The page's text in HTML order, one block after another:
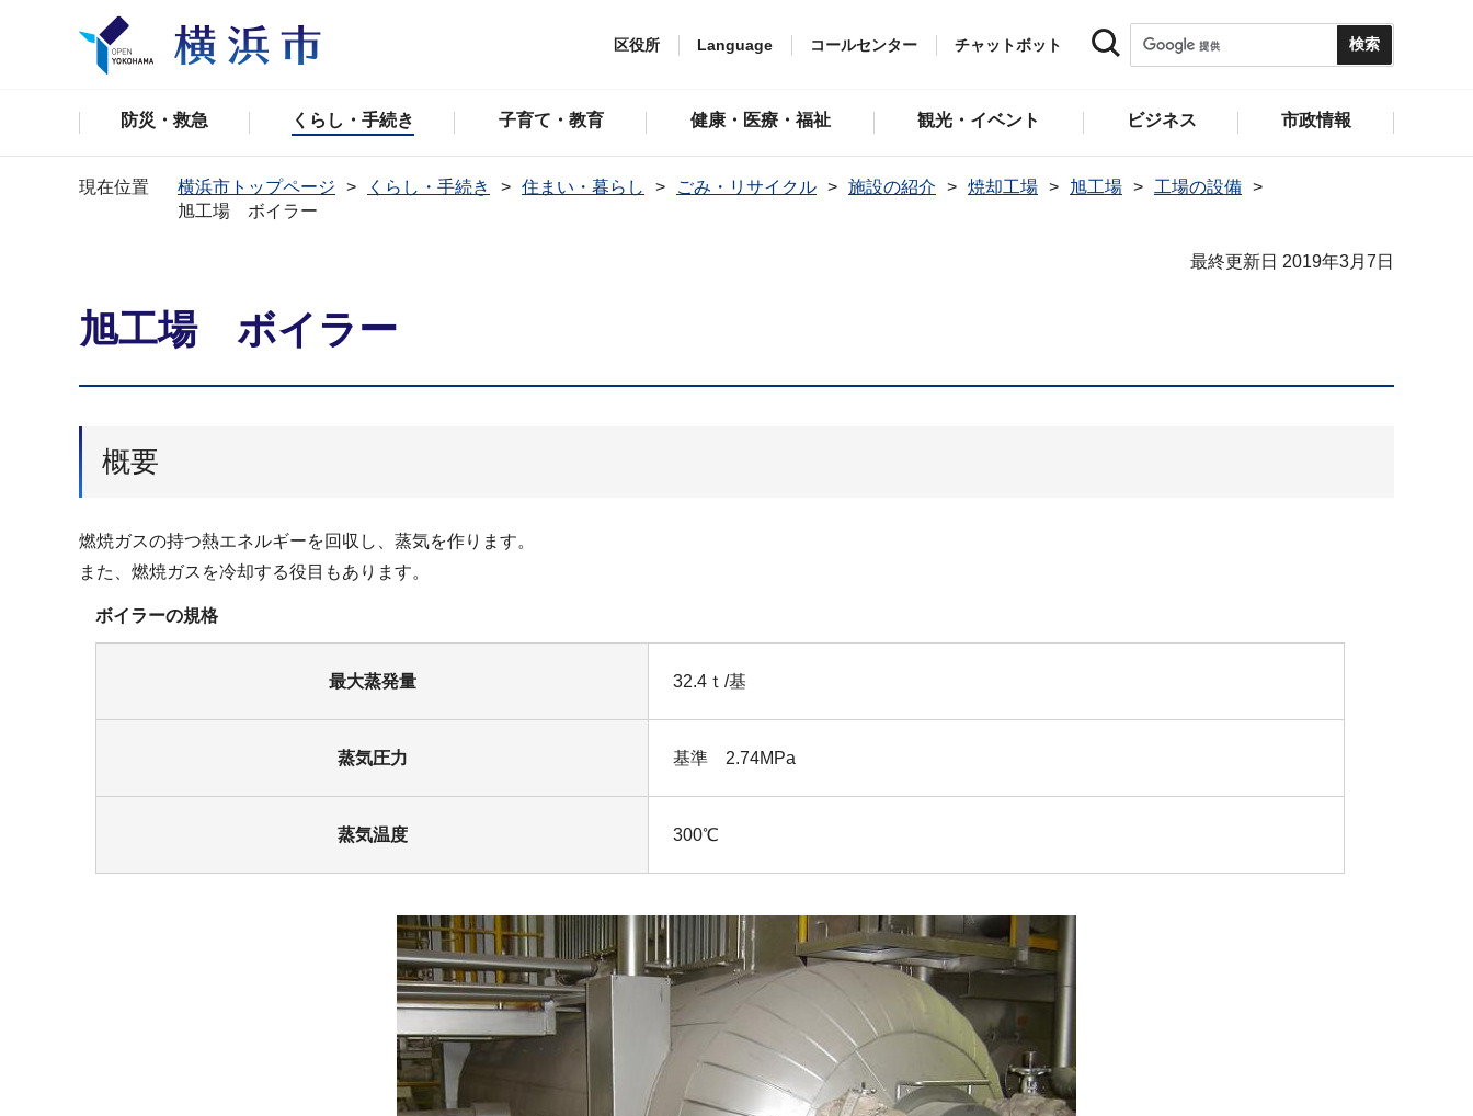
区役所 Language コールセンター チャットボット
防災・救急 くらし・手続き 子育て・教育 健康・医療・福祉 観光・イベント ビジネス 市政情報
現在位置 横浜市トップページ くらし・手続き 住まい・暮らし ごみ・リサイクル 施設の紹介 焼却工場 旭工場
工場の設備
旭工場 ボイラー
最終更新日 2019年3月7日
旭工場 ボイラー
概要
燃焼ガスの持つ熱エネルギーを回収し、蒸気を作ります。
また、燃焼ガスを冷却する役目もあります。
ボイラーの規格
最大蒸発量 32.4ｔ/基
蒸気圧力 基準 2.74MPa
蒸気温度 300℃